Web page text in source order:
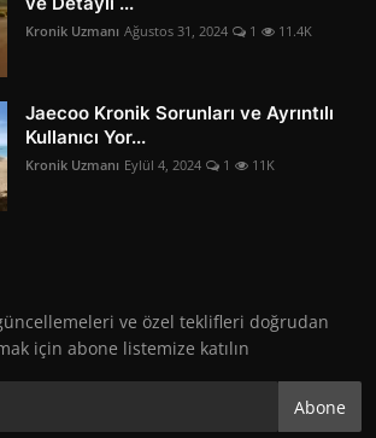
Kronik Uzmanı Ağustos 31, 2024 1 11.4K
Jaecoo Kronik Sorunları ve Ayrıntılı
Kullanıcı Yor...
Kronik Uzmanı Eylül 4, 2024 1 11K
ve özel teklifleri doğrudan
için abone listemize katılın
Abone